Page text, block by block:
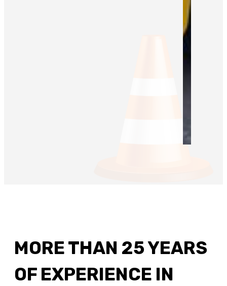
MORE THAN 25 YEARS
OF EXPERIENCE IN